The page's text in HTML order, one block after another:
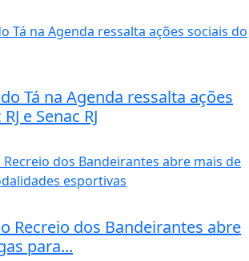
Tá na Agenda ressalta ações
e Senac RJ
Recreio dos Bandeirantes abre
para...